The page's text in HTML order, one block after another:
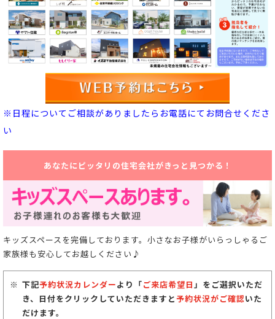
※日程についてご相談がありましたらお電話にてお問合せくださ
い
あなたにピッタリの住宅会社がきっと見つかる！
キッズスペースを完備しております。小さなお子様がいらっしゃるご
家族様も安心してお越しください♪
下記予約状況カレンダーより「ご来店希望日 」をご選択いただ
き、日付をクリックしていただきますと予約状況がご確認いた
だけます。